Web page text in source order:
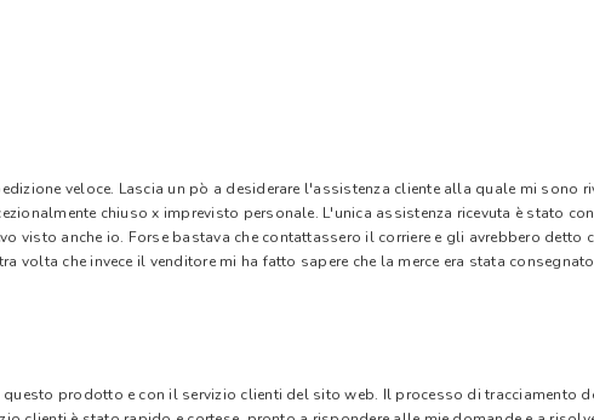
veloce. Lascia un pò a desiderare l'assistenza cliente alla quale mi
chiuso x imprevisto personale. L'unica assistenza ricevuta è stato
visto anche io. Forse bastava che contattassero il corriere e gli avrebbero
volta che invece il venditore mi ha fatto sapere che la merce era stata
questo prodotto e con il servizio clienti del sito web. Il processo di tracciamento